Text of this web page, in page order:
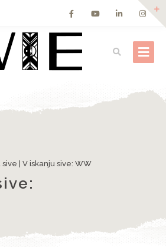
sive V iskanju sive: WW